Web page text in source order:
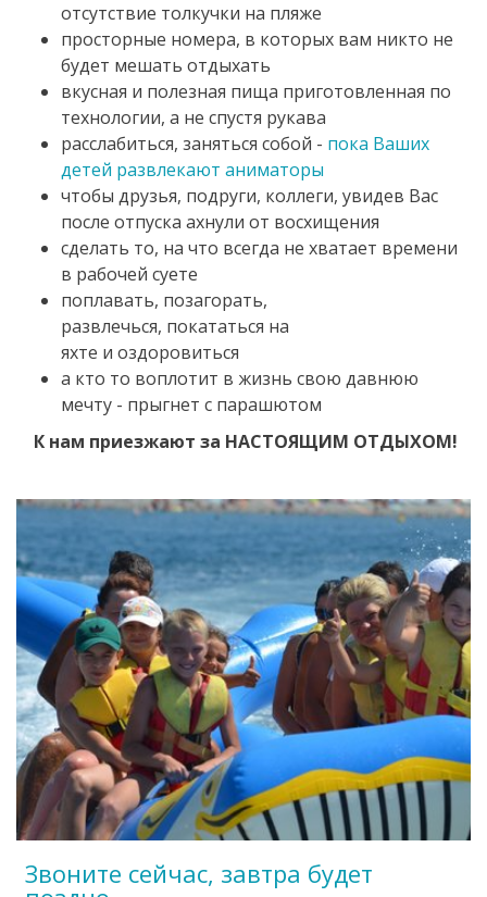
отсутствие толкучки на пляже
просторные номера, в которых вам никто не
будет мешать отдыхать
вкусная и полезная пища приготовленная по
технологии, а не спустя рукава
расслабиться, заняться собой - пока Ваших
детей развлекают аниматоры​
чтобы друзья, подруги, коллеги, увидев Вас
после отпуска ахнули от восхищения
сделать то, на что всегда не хватает времени
в рабочей суете
поплавать, позагорать,
развлечься, покататься на
яхте и оздоровиться
а кто то воплотит в жизнь свою давнюю
мечту - прыгнет с парашютом
К нам приезжают за НАСТОЯЩИМ ОТДЫХОМ!
Звоните сейчас, завтра будет